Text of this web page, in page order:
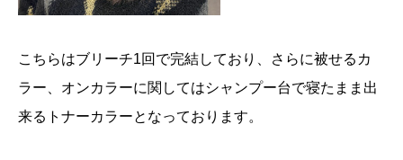
こちらはブリーチ1回で完結しており、さらに被せるカ
ラー、オンカラーに関してはシャンプー台で寝たまま出
来るトナーカラーとなっております。